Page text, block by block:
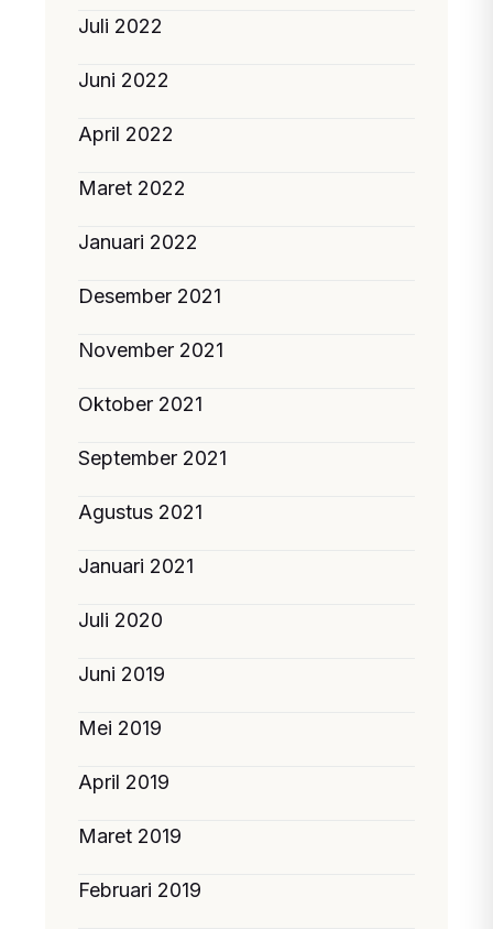
Juli 2022
Juni 2022
April 2022
Maret 2022
Januari 2022
Desember 2021
November 2021
Oktober 2021
September 2021
Agustus 2021
Januari 2021
Juli 2020
Juni 2019
Mei 2019
April 2019
Maret 2019
Februari 2019